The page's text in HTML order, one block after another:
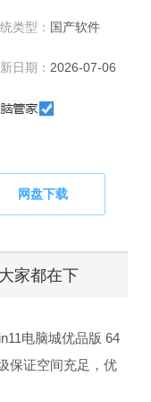
类型： 国产软件
日期： 2026-07-06
网盘下载
大家都在下
电脑城优品版 64
保证空间充足，优